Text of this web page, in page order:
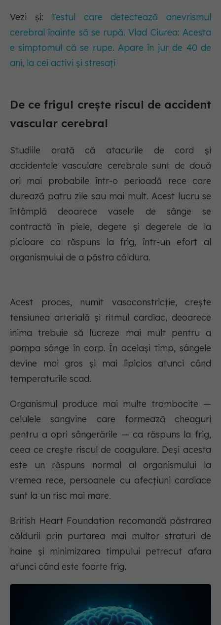
Vezi și: Testul care detectează anevrismul
cerebral înainte să se rupă. Vlad Ciurea: Acesta
e simptomul că se rupe. Apare în jur de 40 de
ani, la cei activi și stresați
De ce frigul crește riscul de accident
vascular cerebral
Studiile arată că atacurile de cord și
accidentele vasculare cerebrale sunt de două
ori mai probabile într-o perioadă rece care
durează patru zile sau mai mult. Acest lucru se
întâmplă deoarece vasele de sânge se
contractă în piele, degete și degetele de la
picioare ca răspuns la frig, într-un efort al
organismului de a păstra căldura.
Acest proces, numit vasoconstricție, crește
tensiunea arterială și ritmul cardiac, deoarece
inima trebuie să lucreze mai mult pentru a
pompa sânge în corp. În același timp, sângele
devine mai gros și mai lipicios atunci când
temperaturile scad.
Organismul produce mai multe trombocite —
celulele sangvine care formează cheaguri
pentru a opri sângerările — ca răspuns la frig,
ceea ce crește riscul de coagulare. Deși acesta
este un răspuns normal al organismului la
vremea rece, persoanele cu afecțiuni cardiace
sunt la un risc mai mare.
British Heart Foundation recomandă păstrarea
căldurii prin purtarea mai multor straturi de
haine și minimizarea timpului petrecut afara
atunci când este foarte frig.